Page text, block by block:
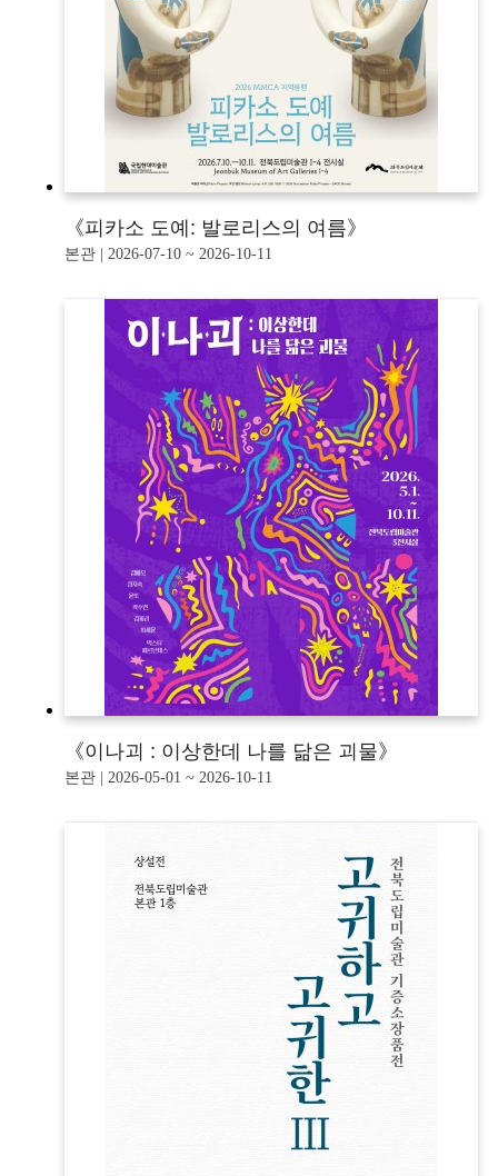
《피카소 도예: 발로리스의 여름》
본관 | 2026-07-10 ~ 2026-10-11
《이나괴 : 이상한데 나를 닮은 괴물》
본관 | 2026-05-01 ~ 2026-10-11